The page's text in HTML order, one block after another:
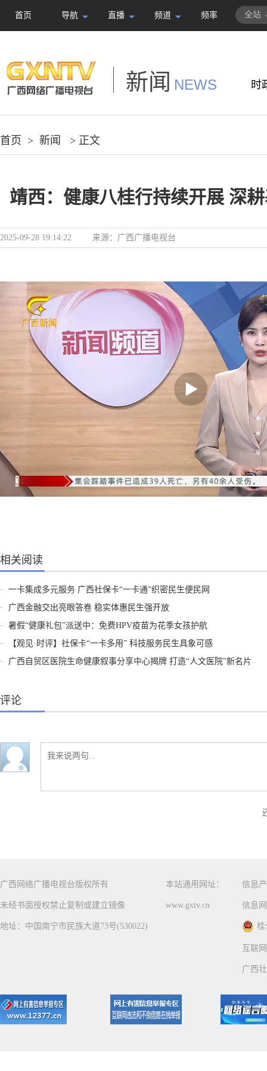
首页 导航 直播 频道 频率 全站
新闻 NEWS 时
首页 > 新闻 > 正文
靖西：健康八桂行持续开展 深
2025-09-28 19:14:22 来源： 广西广播电视台
相关阅读
·
一卡集成多元服务 广西社保卡“一卡通”织密民生便民网
·
广西金融交出亮眼答卷 稳实体惠民生强开放
·
暑假“健康礼包”派送中：免费HPV疫苗为花季女孩护航
·
【观见·时评】社保卡“一卡多用” 科技服务民生具象可感
·
广西自贸区医院生命健康叙事分享中心揭牌 打造“人文医院”新名片
评论
广西网络广播电视台版权所有
未经书面授权禁止复制或建立镜像
地址：中国南宁市民族大道73号(530022)
本站通用网址：
www.gxtv.cn
信息
信息
桂
互联
广西